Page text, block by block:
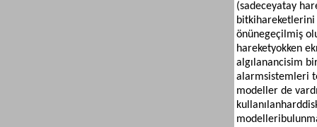
(sadeceyatay
bitkihareketlerini
önünegeçilmiş
hareketyokken
algılanancisim
alarmsistemleri
modeller de
kullanılan
modelleri